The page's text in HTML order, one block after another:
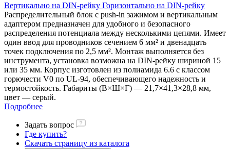
Вертикально на DIN-рейку Горизонтально на DIN-рейку
Распределительный блок с push-in зажимом и вертикальным
адаптером предназначен для удобного и безопасного
распределения потенциала между несколькими цепями. Имеет
один ввод для проводников сечением 6 мм² и двенадцать
точек подключения по 2,5 мм². Монтаж выполняется без
инструмента, установка возможна на DIN-рейку шириной 15
или 35 мм. Корпус изготовлен из полиамида 6.6 с классом
горючести V0 по UL-94, обеспечивающего надежность и
термостойкость. Габариты (В×Ш×Г) — 21,7×41,3×28,8 мм,
цвет — серый.
Подробнее
Задать вопрос
Где купить?
Скачать страницу из каталога